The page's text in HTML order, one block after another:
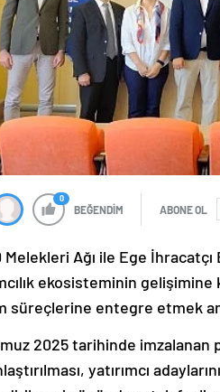
0
BEĞENDİM ABONE OL
Melekleri Ağı ile Ege
ekosisteminin
süreçlerine entegre etmek
2025 tarihinde imzalanan
yatırımcı